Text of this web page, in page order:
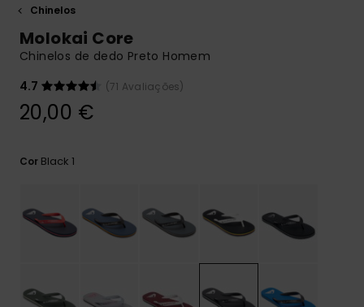
respostas
para as
Consultar
as FAQ
DESEJO
Chinelos
Molokai Core
Chinelos de dedo Preto Homem
4.7
(71 Avaliações)
20,00 €
Cor Black 1